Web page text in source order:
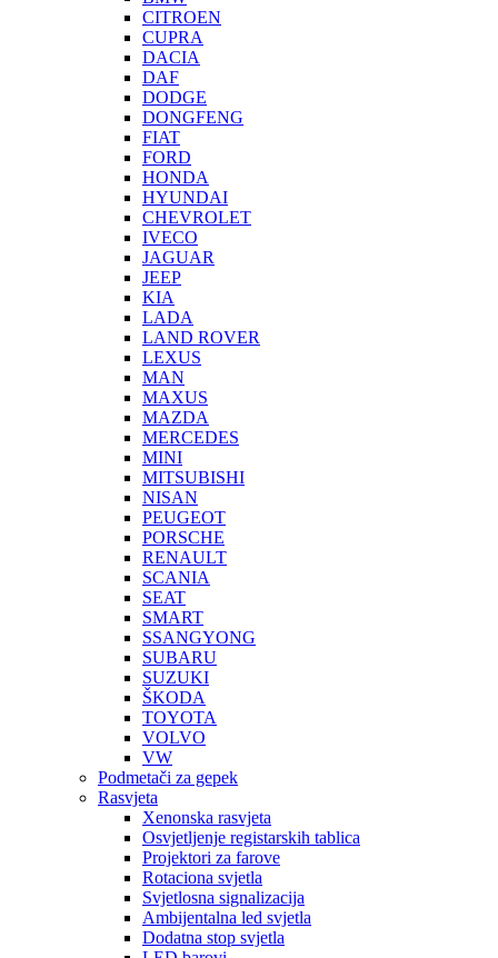
CITROEN
CUPRA
DACIA
DAF
DODGE
DONGFENG
FIAT
FORD
HONDA
HYUNDAI
CHEVROLET
IVECO
JAGUAR
JEEP
KIA
LADA
LAND ROVER
LEXUS
MAN
MAXUS
MAZDA
MERCEDES
MINI
MITSUBISHI
NISAN
PEUGEOT
PORSCHE
RENAULT
SCANIA
SEAT
SMART
SSANGYONG
SUBARU
SUZUKI
ŠKODA
TOYOTA
VOLVO
VW
Podmetači za gepek
Rasvjeta
Xenonska rasvjeta
Osvjetljenje registarskih tablica
Projektori za farove
Rotaciona svjetla
Svjetlosna signalizacija
Ambijentalna led svjetla
Dodatna stop svjetla